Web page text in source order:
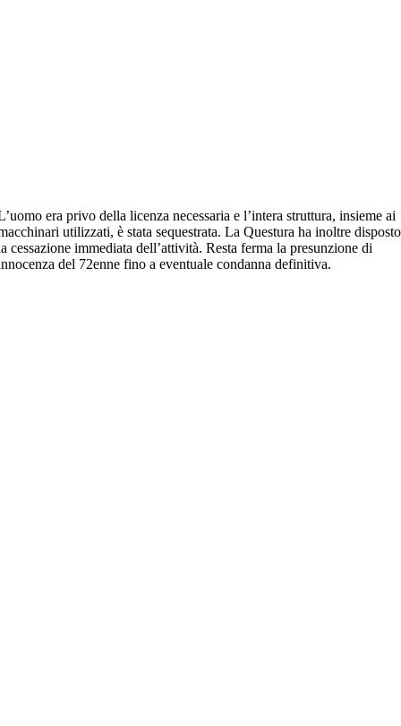
era privo della licenza necessaria e l’intera struttura, insieme ai
utilizzati, è stata sequestrata. La Questura ha inoltre disposto
cessazione immediata dell’attività. Resta ferma la presunzione di
del 72enne fino a eventuale condanna definitiva.